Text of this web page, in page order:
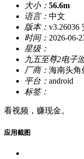
大小： 56.6m
语言： 中文
版本： v3.26036
时间： 2026-06-
星级：
九五至尊2电子
厂商： 海南头角
平台： android
标签：
看视频，赚现金。
应用截图